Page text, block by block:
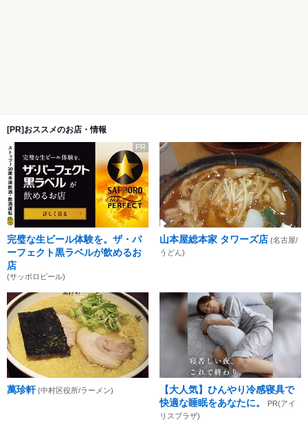
[PR]おススメのお店・情報
PR
完璧な生ビール体験を。ザ・パ
ーフェクト黒ラベルが飲めるお
店
(サッポロビール)
山本屋総本家 タワーズ店 (名古屋/
うどん)
萬珍軒 (中村区役所/ラーメン)
【大人気】ひんやり冷感寝具で
快適な睡眠をあなたに。
PR(アイ
リスプラザ)